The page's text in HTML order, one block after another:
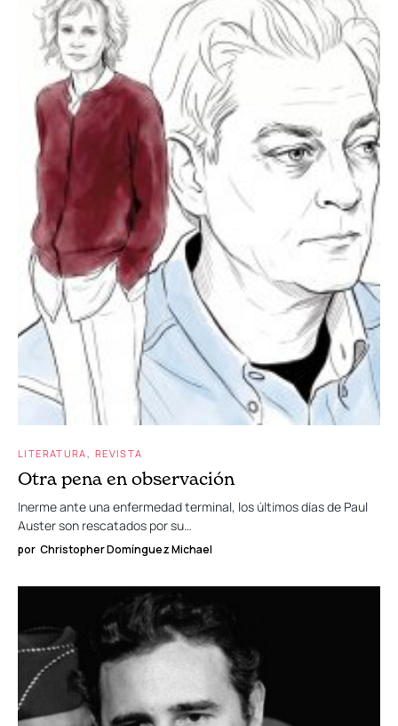
LITERATURA REVISTA
Otra pena en observación
Inerme ante una enfermedad terminal, los últimos días de Paul
Auster son rescatados por su…
por Christopher Domínguez Michael